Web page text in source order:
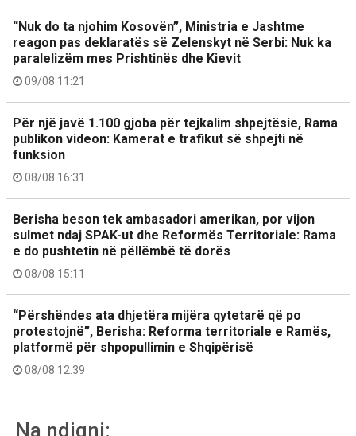
“Nuk do ta njohim Kosovën”, Ministria e Jashtme
reagon pas deklaratës së Zelenskyt në Serbi: Nuk ka
paralelizëm mes Prishtinës dhe Kievit
09/08 11:21
Për një javë 1.100 gjoba për tejkalim shpejtësie, Rama
publikon videon: Kamerat e trafikut së shpejti në
funksion
08/08 16:31
Berisha beson tek ambasadori amerikan, por vijon
sulmet ndaj SPAK-ut dhe Reformës Territoriale: Rama
e do pushtetin në pëllëmbë të dorës
08/08 15:11
“Përshëndes ata dhjetëra mijëra qytetarë që po
protestojnë”, Berisha: Reforma territoriale e Ramës,
platformë për shpopullimin e Shqipërisë
08/08 12:39
Na ndiqni: